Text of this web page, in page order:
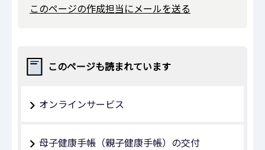
このページの作成担当にメールを送る
このページも読まれています
オンラインサービス
母子健康手帳（親子健康手帳）の交付